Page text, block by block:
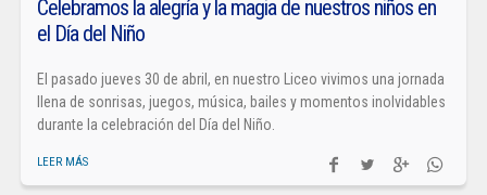
Celebramos la alegría y la magia de nuestros niños en
el Día del Niño
El pasado jueves 30 de abril, en nuestro Liceo vivimos una jornada
llena de sonrisas, juegos, música, bailes y momentos inolvidables
durante la celebración del Día del Niño.
LEER MÁS